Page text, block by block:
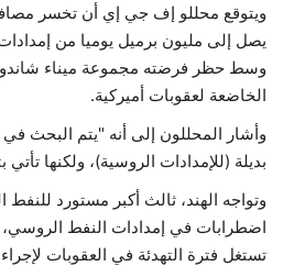
ويتوقع محللو إف جي إي أن تخسر
يصل إلى مليون برميل يوميا من
وسط حظر فرضته مجموعة ميناء
الخاضعة لعقوبات أميركية.
وأشار المحللون إلى أنه "يتم البحث
بديلة (للإمدادات الروسية)، ولكنها
وتواجه الهند، ثالث أكبر مستورد للنفط
اضطرابات في إمدادات النفط
تستغل فترة التهدئة في العقوبات